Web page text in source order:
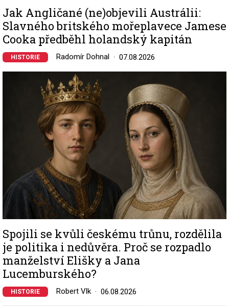
Jak Angličané (ne)objevili Austrálii:
Slavného britského mořeplavece Jamese
Cooka předběhl holandský kapitán
HISTORIE Radomír Dohnal 07.08.2026
Spojili se kvůli českému trůnu, rozdělila
je politika i nedůvěra. Proč se rozpadlo
manželství Elišky a Jana
Lucemburského?
HISTORIE Robert Vlk 06.08.2026